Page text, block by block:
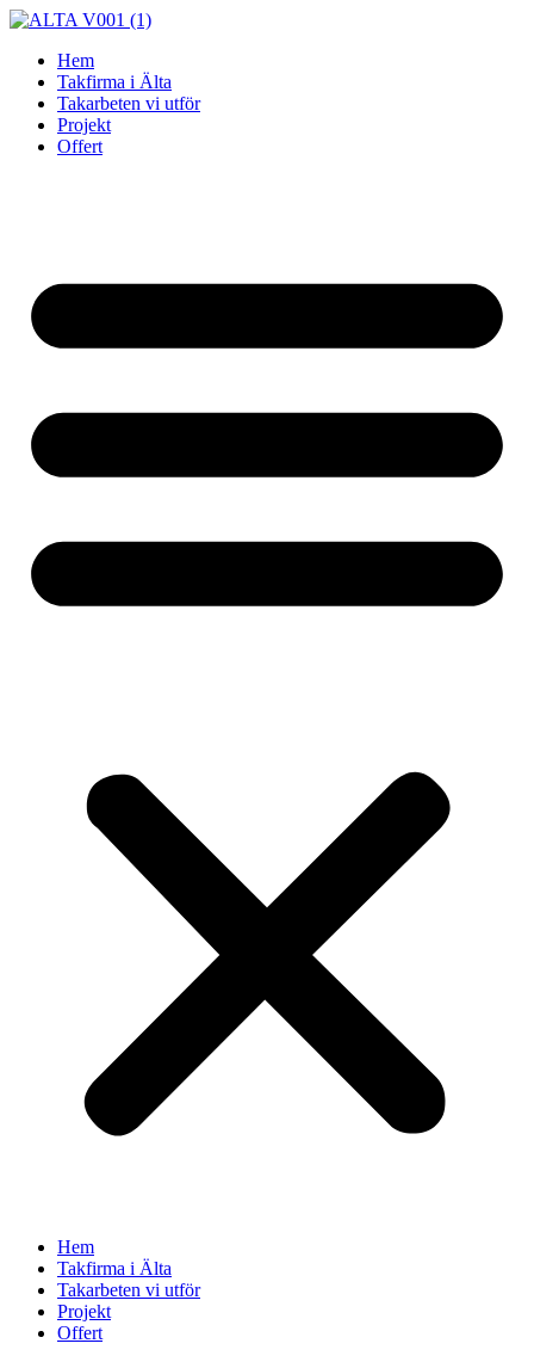
Skip
contentHem
Takfirma i Älta
Takarbeten vi utför
Projekt
Offert
Hem
Takfirma i Älta
Takarbeten vi utför
Projekt
Offert